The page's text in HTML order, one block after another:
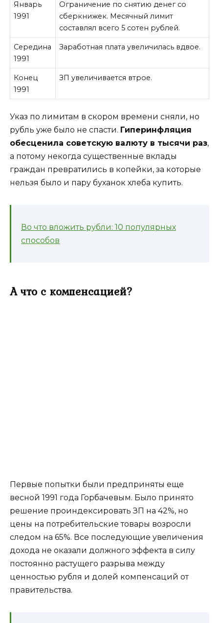
Январь
1991
Ограничение по снятию денег со
сберкнижек. Месячный лимит
составлял всего 5 сотен рублей.
Середина
1991
Заработная плата увеличилась вдвое.
Конец
1991
ЗП увеличивается втрое.
Указ по лимитам в скором времени сняли, но
рубль уже было не спасти. Гиперинфляция
обесценила советскую валюту в тысячи раз,
а потому некогда существенные вклады
граждан превратились в копейки, за которые
нельзя было и пару буханок хлеба купить.
Во что вложить рубли: 10 популярных
способов
А что с компенсацией?
Первые попытки были предприняты еще
весной 1991 года Горбачевым. Было принято
решение проиндексировать ЗП на 42%, но
цены на потребительские товары возросли
следом на 65%. Все последующие увеличения
дохода не оказали должного эффекта в силу
постоянно растущего разрыва между
ценностью рубля и долей компенсаций от
правительства.